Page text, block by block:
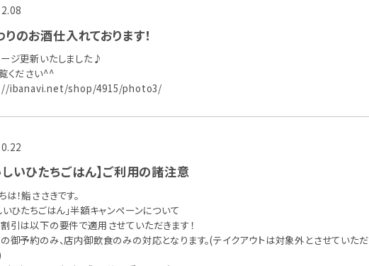
りのお酒仕入れております！
ジ更新いたしました♪
ください^^
ibanavi.net/shop/4915/photo3/
しいひたちごはん】ご利用の諸注意
は！鮨ささきです。
いひたちごはん」半額キャンペーンについて
引は以下の要件で適用させていただきます！
御予約のみ、店内御飲食のみの対応となります。(テイクアウトは対象外とさせていただ